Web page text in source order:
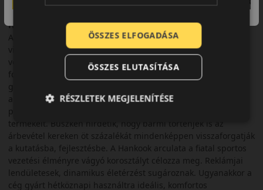
A márka
Hankook
A Hankook a hetedik legnagyobb gumiabroncs gyártó a
világon. A céget 1948-ban alapították Szöulban, és 1968-ban
vette fel a Hankook Tire nevet. A cég üzleti filozófiája, hogy
folyamatos innovációval szeretne piacvezetővé válni a
gumiabroncs gyártók sorában. Fenntartani és tovább növelni
a Hankook abroncsok jó minőségét és szervizhálózata és
partnerei révén minél több felhasználóhoz eljuttatni
termékeit. Büszkén hirdetik, hogy bármi történjék is az
árbevétel kereken öt százalékát mindenképpen visszaforgatják
a kutatásba, fejlesztésbe. A Hankook arculata a fiatal sportos
vezetési élményre vágyó korosztályt célozza meg. Reklámjai
lendületesek, dinamikus életérzést sugároznak. Ugyanakkor a
cég gyárt hétköznapi használtra ideális, komfortos
ÖSSZES ELFOGADÁSA
ÖSSZES ELUTASÍTÁSA
RÉSZLETEK MEGJELENÍTÉSE